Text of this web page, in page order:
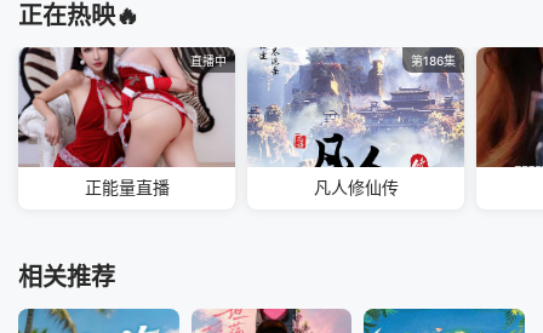
正在热映🔥
直播中
正能量直播
第186集
凡人修仙传
相关推荐